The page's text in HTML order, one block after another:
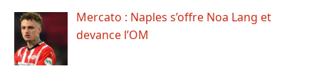
Mercato : Naples s’offre Noa Lang et
devance l’OM